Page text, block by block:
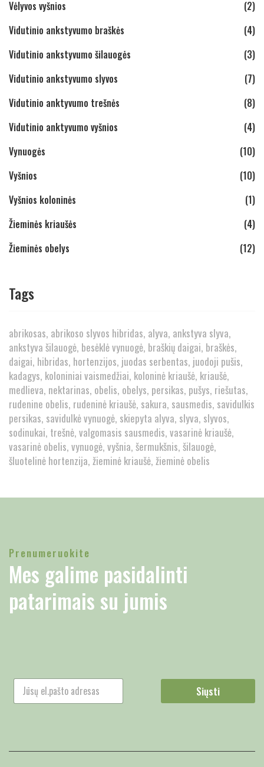
Vėlyvos vyšnios
(2)
Vidutinio ankstyvumo braškės
(4)
Vidutinio ankstyvumo šilauogės
(3)
Vidutinio ankstyvumo slyvos
(7)
Vidutinio anktyvumo trešnės
(8)
Vidutinio anktyvumo vyšnios
(4)
Vynuogės
(10)
Vyšnios
(10)
Vyšnios koloninės
(1)
Žieminės kriaušės
(4)
Žieminės obelys
(12)
Tags
abrikosas abrikoso slyvos hibridas alyva ankstyva slyva
ankstyva šilauogė besėklė vynuogė braškių daigai braškės
daigai hibridas hortenzijos juodas serbentas juodoji pušis
kadagys koloniniai vaismedžiai koloninė kriaušė kriaušė
medlieva nektarinas obelis obelys persikas pušys riešutas
rudenine obelis rudeninė kriaušė sakura sausmedis savidulkis
persikas savidulkė vynuogė skiepyta alyva slyva slyvos
sodinukai trešnė valgomasis sausmedis vasarinė kriaušė
vasarinė obelis vynuogė vyšnia šermukšnis šilauogė
šluotelinė hortenzija žieminė kriaušė žieminė obelis
Prenumeruokite
Mes galime pasidalinti
patarimais su jumis
Siųsti